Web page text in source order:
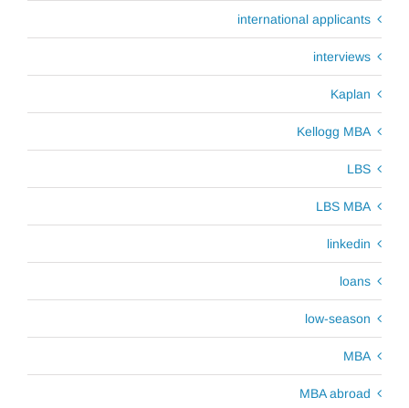
international applicants
interviews
Kaplan
Kellogg MBA
LBS
LBS MBA
linkedin
loans
low-season
MBA
MBA abroad